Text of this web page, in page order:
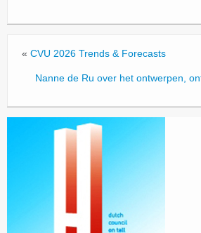
« CVU 2026 Trends & Forecasts
Nanne de Ru over het ontwerpen,